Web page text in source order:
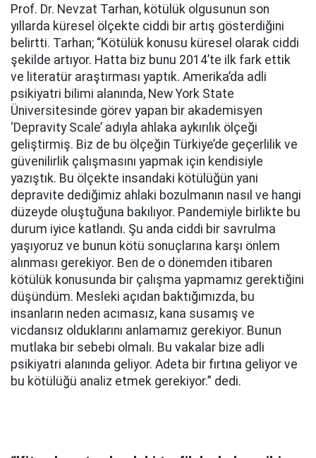
Prof. Dr. Nevzat Tarhan, kötülük olgusunun son
yıllarda küresel ölçekte ciddi bir artış gösterdiğini
belirtti. Tarhan; “Kötülük konusu küresel olarak ciddi
şekilde artıyor. Hatta biz bunu 2014’te ilk fark ettik
ve literatür araştırması yaptık. Amerika’da adli
psikiyatri bilimi alanında, New York State
Üniversitesinde görev yapan bir akademisyen
‘Depravity Scale’ adıyla ahlaka aykırılık ölçeği
geliştirmiş. Biz de bu ölçeğin Türkiye’de geçerlilik ve
güvenilirlik çalışmasını yapmak için kendisiyle
yazıştık. Bu ölçekte insandaki kötülüğün yani
depravite dediğimiz ahlaki bozulmanın nasıl ve hangi
düzeyde oluştuğuna bakılıyor. Pandemiyle birlikte bu
durum iyice katlandı. Şu anda ciddi bir savrulma
yaşıyoruz ve bunun kötü sonuçlarına karşı önlem
alınması gerekiyor. Ben de o dönemden itibaren
kötülük konusunda bir çalışma yapmamız gerektiğini
düşündüm. Mesleki açıdan baktığımızda, bu
insanların neden acımasız, kana susamış ve
vicdansız olduklarını anlamamız gerekiyor. Bunun
mutlaka bir sebebi olmalı. Bu vakalar bize adli
psikiyatri alanında geliyor. Adeta bir fırtına geliyor ve
bu kötülüğü analiz etmek gerekiyor.” dedi.